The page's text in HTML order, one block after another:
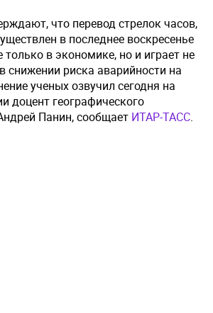
что перевод стрелок часов,
в последнее воскресенье
только в экономике, но и играет не
снижении риска аварийности на
ученых озвучил сегодня на
доцент географического
Панин, сообщает ИТАР-ТАСС.